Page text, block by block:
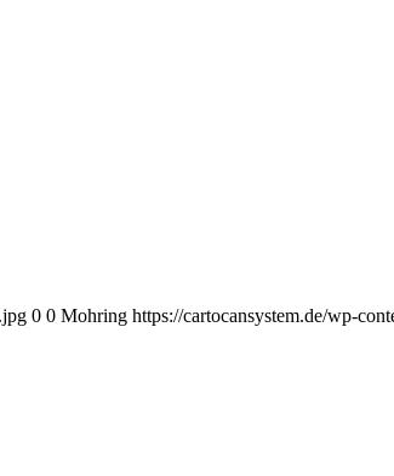
0 0 Mohring https://cartocansystem.de/wp-